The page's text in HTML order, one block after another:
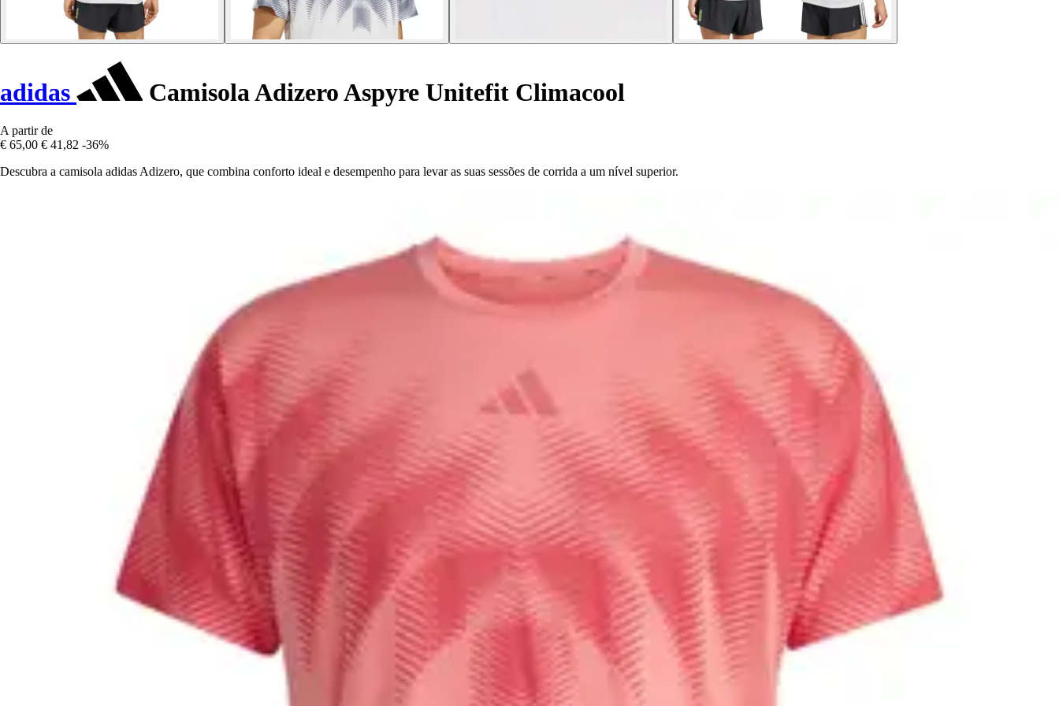
adidas Camisola Adizero Aspyre Unitefit Climacool
A partir de
€ 65,00 € 41,82 -36%
Descubra a camisola adidas Adizero, que combina conforto ideal e desempenho para levar as suas sessões de corrida a um nível superior.